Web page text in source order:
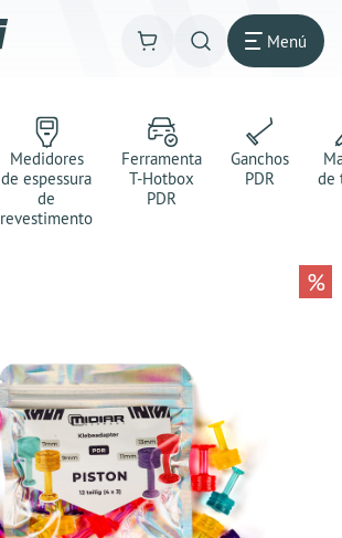
Menú
Medidores
de espessura
de
revestimento
Ferramenta
T-Hotbox
PDR
Ganchos
PDR
de
%